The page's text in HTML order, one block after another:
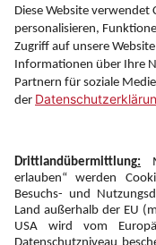
Folgen
Newsletter: